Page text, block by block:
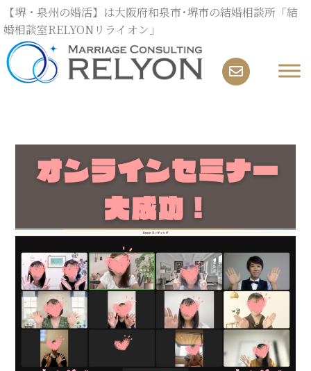
容
ス
キ
【堺・泉州の婚活】は大阪府和泉市･堺市の結婚相談所「結
婚相談室RELYONリライオン」